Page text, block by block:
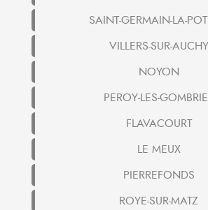
SAINT-GERMAIN-LA-
VILLERS-SUR-AUCHY
NOYON
PEROY-LES-
FLAVACOURT
LE MEUX
PIERREFONDS
ROYE-SUR-MATZ